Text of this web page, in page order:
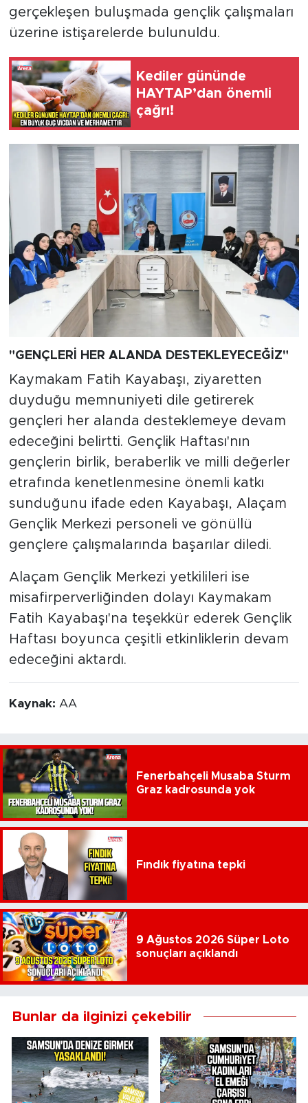
gerçekleşen buluşmada gençlik çalışmaları
üzerine istişarelerde bulunuldu.
Kediler gününde
HAYTAP’dan önemli
çağrı!
"GENÇLERİ HER ALANDA DESTEKLEYECEĞİZ"
Kaymakam Fatih Kayabaşı, ziyaretten
duyduğu memnuniyeti dile getirerek
gençleri her alanda desteklemeye devam
edeceğini belirtti. Gençlik Haftası'nın
gençlerin birlik, beraberlik ve milli değerler
etrafında kenetlenmesine önemli katkı
sunduğunu ifade eden Kayabaşı, Alaçam
Gençlik Merkezi personeli ve gönüllü
gençlere çalışmalarında başarılar diledi.
Alaçam Gençlik Merkezi yetkilileri ise
misafirperverliğinden dolayı Kaymakam
Fatih Kayabaşı'na teşekkür ederek Gençlik
Haftası boyunca çeşitli etkinliklerin devam
edeceğini aktardı.
Kaynak: AA
Fenerbahçeli Musaba Sturm
Graz kadrosunda yok
Fındık fiyatına tepki
9 Ağustos 2026 Süper Loto
sonuçları açıklandı
Bunlar da ilginizi çekebilir